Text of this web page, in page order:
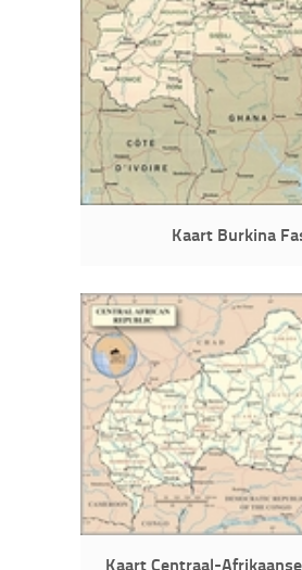
Kaart Burkina
Kaart Centraal-